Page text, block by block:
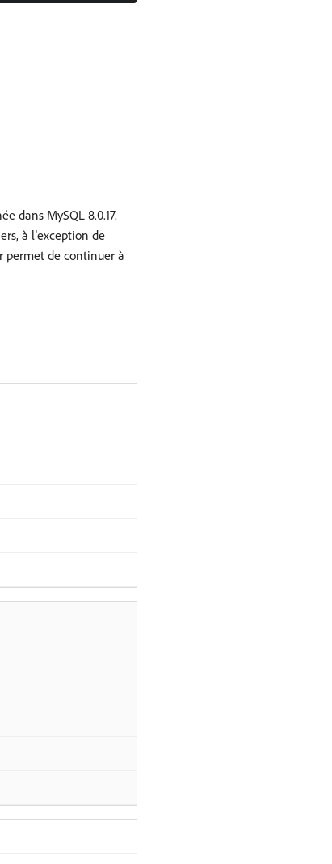
dans MySQL 8.0.17.
à l’exception de
permet de continuer à